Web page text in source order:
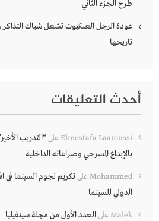
طرح الجزء الثاني
عودة الرجل العنكبوت تشعل شباك التذاكر
تاريخها
أحدث التعليقات
Elmostafa Laaroussi على“التدريب
بالإبداع المسرحي وصراعاته الداخلية
Mohammed علىتكريم نجوم السينما في
الدولي للسينما
Malek علىالعدد الأول من مجلة سينفيليا